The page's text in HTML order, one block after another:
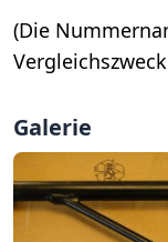
(Die
Galerie